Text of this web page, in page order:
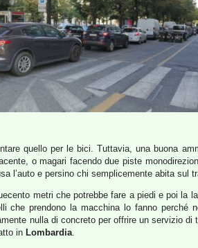
quello per le bici. Tuttavia, una buona
o magari facendo due piste
l’auto e persino chi semplicemente abita sul
metri che potrebbe fare a piedi e poi la
che prendono la macchina lo fanno perché
nulla di concreto per offrire un servizio
in Lombardia.